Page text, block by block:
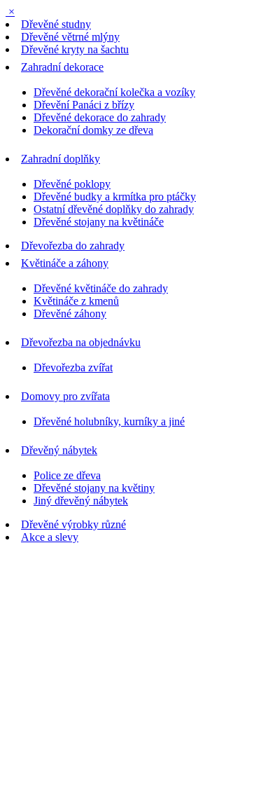
×
Dřevěné studny
Dřevěné větrné mlýny
Dřevěné kryty na šachtu
Zahradní dekorace
Dřevěné dekorační kolečka a vozíky
Dřevění Panáci z břízy
Dřevěné dekorace do zahrady
Dekorační domky ze dřeva
Zahradní doplňky
Dřevěné poklopy
Dřevěné budky a krmítka pro ptáčky
Ostatní dřevěné doplňky do zahrady
Dřevěné stojany na květináče
Dřevořezba do zahrady
Květináče a záhony
Dřevěné květináče do zahrady
Květináče z kmenů
Dřevěné záhony
Dřevořezba na objednávku
Dřevořezba zvířat
Domovy pro zvířata
Dřevěné holubníky, kurníky a jiné
Dřevěný nábytek
Police ze dřeva
Dřevěné stojany na květiny
Jiný dřevěný nábytek
Dřevěné výrobky různé
Akce a slevy